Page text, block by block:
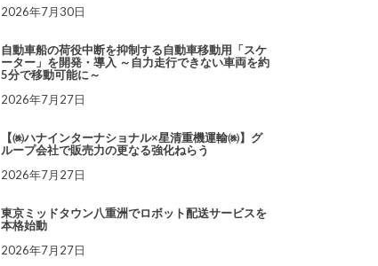
2026年7月30日
自動車船の荷役中断を抑制する自動車移動用「スケ
ーター」を開発・導入 ～自力走行できない車両を約
5分で移動可能に～
2026年7月27日
【㈱ハナインターナショナル×星清重機運輸㈱】グ
ループ会社で販売力の更なる強化ねらう
2026年7月27日
東京ミッドタウン八重洲でロボット配送サービスを
本格始動
2026年7月27日